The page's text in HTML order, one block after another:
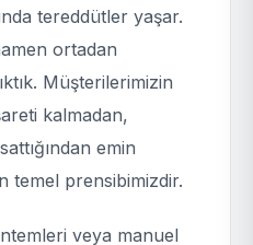
tereddütler yaşar.
ortadan
Müşterilerimizin
kalmadan,
emin
temel prensibimizdir.
veya manuel